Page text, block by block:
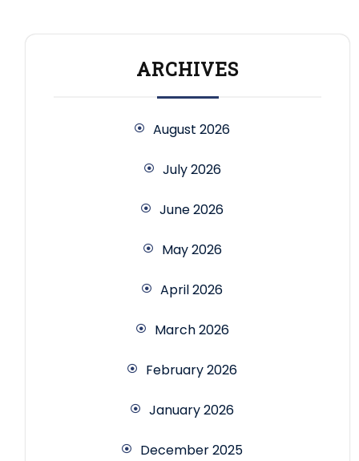
ARCHIVES
August 2026
July 2026
June 2026
May 2026
April 2026
March 2026
February 2026
January 2026
December 2025